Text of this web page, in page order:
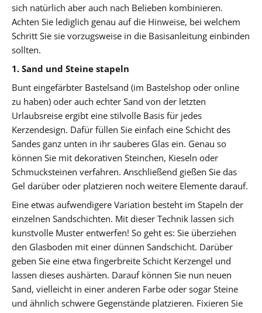
sich natürlich aber auch nach Belieben kombinieren.
Achten Sie lediglich genau auf die Hinweise, bei welchem
Schritt Sie sie vorzugsweise in die Basisanleitung einbinden
sollten.
1. Sand und Steine stapeln
Bunt eingefärbter Bastelsand (im Bastelshop oder online
zu haben) oder auch echter Sand von der letzten
Urlaubsreise ergibt eine stilvolle Basis für jedes
Kerzendesign. Dafür füllen Sie einfach eine Schicht des
Sandes ganz unten in ihr sauberes Glas ein. Genau so
können Sie mit dekorativen Steinchen, Kieseln oder
Schmucksteinen verfahren. Anschließend gießen Sie das
Gel darüber oder platzieren noch weitere Elemente darauf.
Eine etwas aufwendigere Variation besteht im Stapeln der
einzelnen Sandschichten. Mit dieser Technik lassen sich
kunstvolle Muster entwerfen! So geht es: Sie überziehen
den Glasboden mit einer dünnen Sandschicht. Darüber
geben Sie eine etwa fingerbreite Schicht Kerzengel und
lassen dieses aushärten. Darauf können Sie nun neuen
Sand, vielleicht in einer anderen Farbe oder sogar Steine
und ähnlich schwere Gegenstände platzieren. Fixieren Sie